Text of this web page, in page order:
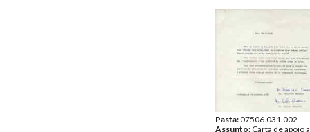
Pasta:07506.031.002
Assunto: Carta de apoio